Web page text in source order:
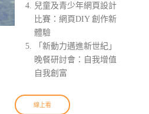
兒童及青少年網頁設計
比賽：網頁DIY 創作新
體驗
「新動力邁進新世紀」
晚餐研討會：自我增值
自我創富
線上看